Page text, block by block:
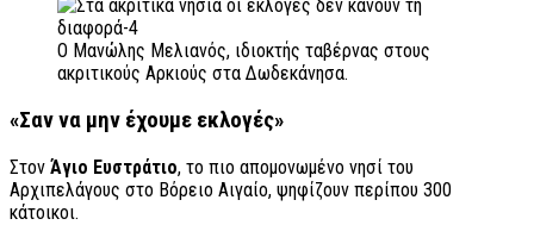
Ο Μανώλης Μελιανός, ιδιοκτής ταβέρνας στους
ακριτικούς Αρκιούς στα Δωδεκάνησα.
«Σαν να μην έχουμε εκλογές»
Στον Άγιο Ευστράτιο, το πιο απομονωμένο νησί του
Αρχιπελάγους στο Βόρειο Αιγαίο, ψηφίζουν περίπου 300
κάτοικοι.